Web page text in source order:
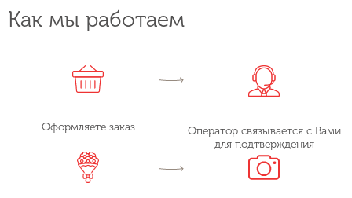
Как мы работаем
Оформляете заказ
Оператор связывается с Вами
для подтверждения